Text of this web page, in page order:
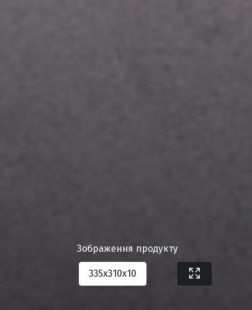
Зображення продукту
335х310х10